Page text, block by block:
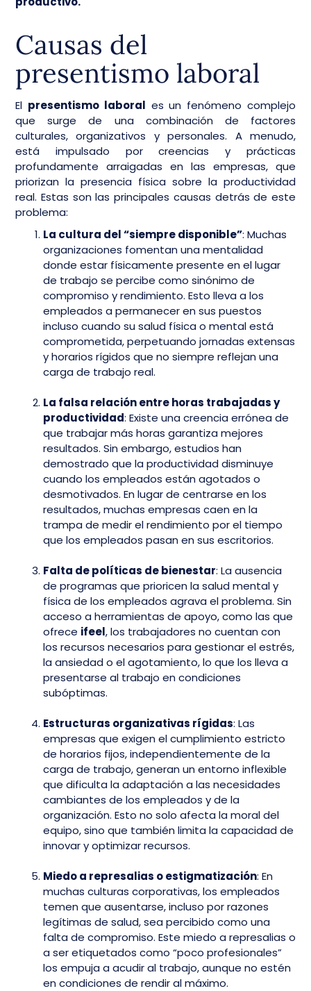
Causas del
presentismo laboral
El presentismo laboral es un fenómeno complejo
que surge de una combinación de factores
culturales, organizativos y personales. A menudo,
está impulsado por creencias y prácticas
profundamente arraigadas en las empresas, que
priorizan la presencia física sobre la productividad
real. Estas son las principales causas detrás de este
problema:
La cultura del “siempre disponible”: Muchas
organizaciones fomentan una mentalidad
donde estar físicamente presente en el lugar
de trabajo se percibe como sinónimo de
compromiso y rendimiento. Esto lleva a los
empleados a permanecer en sus puestos
incluso cuando su salud física o mental está
comprometida, perpetuando jornadas extensas
y horarios rígidos que no siempre reflejan una
carga de trabajo real.
La falsa relación entre horas trabajadas y
productividad: Existe una creencia errónea de
que trabajar más horas garantiza mejores
resultados. Sin embargo, estudios han
demostrado que la productividad disminuye
cuando los empleados están agotados o
desmotivados. En lugar de centrarse en los
resultados, muchas empresas caen en la
trampa de medir el rendimiento por el tiempo
que los empleados pasan en sus escritorios.
Falta de políticas de bienestar: La ausencia
de programas que prioricen la salud mental y
física de los empleados agrava el problema. Sin
acceso a herramientas de apoyo, como las que
ofrece ifeel, los trabajadores no cuentan con
los recursos necesarios para gestionar el estrés,
la ansiedad o el agotamiento, lo que los lleva a
presentarse al trabajo en condiciones
subóptimas.
Estructuras organizativas rígidas: Las
empresas que exigen el cumplimiento estricto
de horarios fijos, independientemente de la
carga de trabajo, generan un entorno inflexible
que dificulta la adaptación a las necesidades
cambiantes de los empleados y de la
organización. Esto no solo afecta la moral del
equipo, sino que también limita la capacidad de
innovar y optimizar recursos.
Miedo a represalias o estigmatización: En
muchas culturas corporativas, los empleados
temen que ausentarse, incluso por razones
legítimas de salud, sea percibido como una
falta de compromiso. Este miedo a represalias o
a ser etiquetados como “poco profesionales”
los empuja a acudir al trabajo, aunque no estén
en condiciones de rendir al máximo.